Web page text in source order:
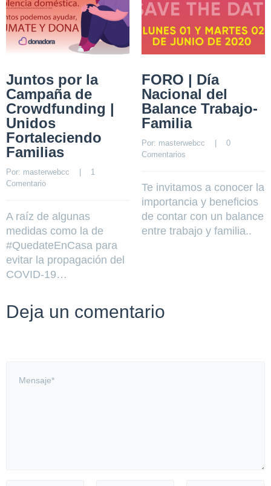
Juntos por la
Campaña de
Crowdfunding |
Unidos
Fortaleciendo
Familias
Por: masterwebcc
1
Comentario
A raíz de algunas
medidas como la de
#QuedateEnCasa para
evitar la propagación del
COVID-19…
FORO | Día
Nacional del
Balance Trabajo-
Familia
Por: masterwebcc
0
Comentarios
Te invitamos a conocer la
importancia y beneficios
de contar con un balance
entre trabajo y familia..
Deja un comentario